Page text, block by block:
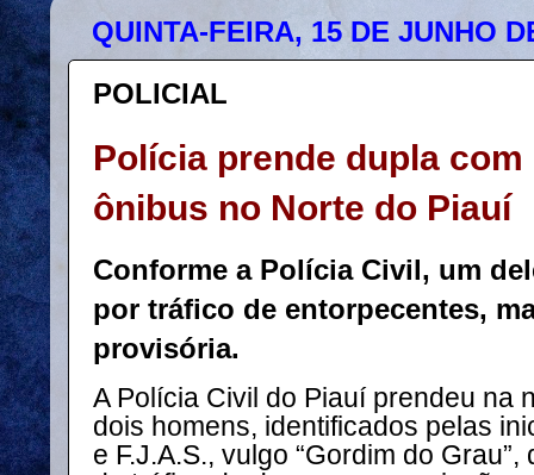
QUINTA-FEIRA, 15 DE JUNHO
POLICIAL
Polícia prende dupla
ônibus no Norte do Piauí
Conforme a Polícia Civil, um
por tráfico de entorpecentes,
provisória.
A Polícia Civil do Piauí prendeu na
dois homens, identificados pelas
e F.J.A.S., vulgo “Gordim do